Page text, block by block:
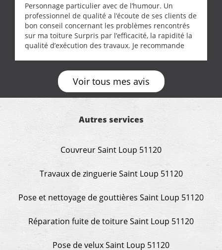
Personnage particulier avec de l’humour. Un
professionnel de qualité a l’écoute de ses clients de
bon conseil concernant les problèmes rencontrés
sur ma toiture Surpris par l’efficacité, la rapidité la
qualité d’exécution des travaux. Je recommande
Voir tous mes avis
Autres services
Couvreur Saint Loup 51120
Travaux de zinguerie Saint Loup 51120
Pose et nettoyage de gouttières Saint Loup 51120
Réparation fuite de toiture Saint Loup 51120
Pose de velux Saint Loup 51120